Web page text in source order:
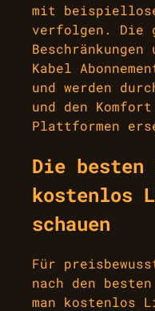
mit
verfolgen. Die
Kabel
und werden
und den
Plattformen
Die besten
kostenlos
schauen
Für
nach den
man kostenlos